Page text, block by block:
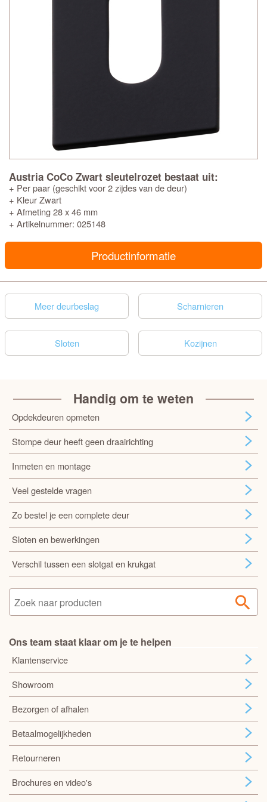
Austria CoCo Zwart sleutelrozet bestaat uit:
+ Per paar (geschikt voor 2 zijdes van de deur)
+ Kleur Zwart
+ Afmeting 28 x 46 mm
+ Artikelnummer: 025148
Productinformatie
Meer deurbeslag Scharnieren
Sloten Kozijnen
Handig om te weten
Opdekdeuren opmeten
Stompe deur heeft geen draairichting
Inmeten en montage
Veel gestelde vragen
Zo bestel je een complete deur
Sloten en bewerkingen
Verschil tussen een slotgat en krukgat
Ons team staat klaar om je te helpen
Klantenservice
Showroom
Bezorgen of afhalen
Betaalmogelijkheden
Retourneren
Brochures en video's